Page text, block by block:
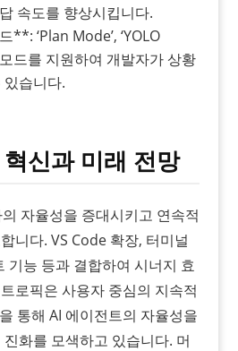
속도를 향상시킵니다.
‘Plan Mode’, ‘YOLO
드를 지원하여 개발자가 상황
습니다.
신과 미래 전망
의 자율성을 증대시키고 연속적
니다. VS Code 확장, 터미널
기능 등과 결합하여 시너지 효
로픽은 사용자 중심의 지속적
통해 AI 에이전트의 자율성을
진화를 모색하고 있습니다. 머